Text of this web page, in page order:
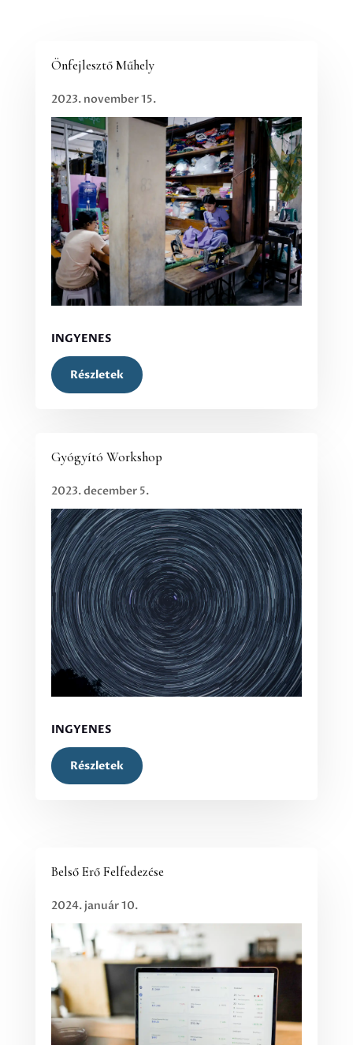
Önfejlesztő Műhely
2023. november 15.
INGYENES
Részletek
Gyógyító Workshop
2023. december 5.
INGYENES
Részletek
Belső Erő Felfedezése
2024. január 10.